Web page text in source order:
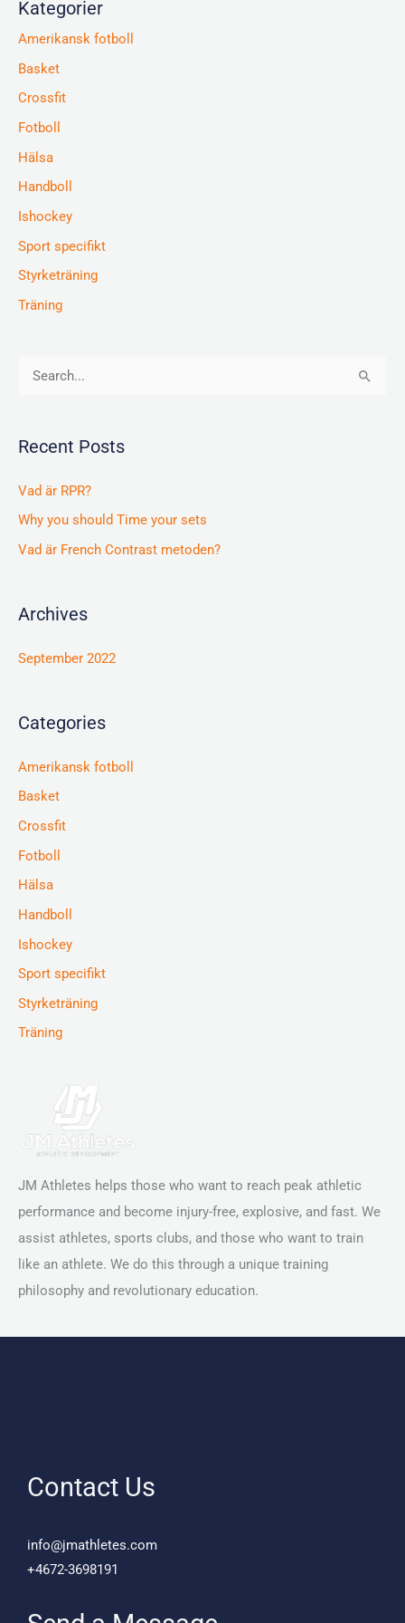
Kategorier
Amerikansk fotboll
Basket
Crossfit
Fotboll
Hälsa
Handboll
Ishockey
Sport specifikt
Styrketräning
Träning
r
c
h
:
Recent Posts
Vad är RPR?
Why you should Time your sets
Vad är French Contrast metoden?
Archives
September 2022
Categories
Amerikansk fotboll
Basket
Crossfit
Fotboll
Hälsa
Handboll
Ishockey
Sport specifikt
Styrketräning
Träning
JM Athletes helps those who want to reach peak athletic
performance and become injury-free, explosive, and fast. We
assist athletes, sports clubs, and those who want to train
like an athlete. We do this through a unique training
philosophy and revolutionary education.
Contact Us
info@jmathletes.com
+4672-3698191